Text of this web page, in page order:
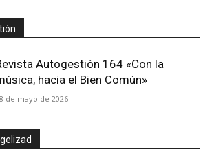
Autogestión 164 «Con la
hacia el Bien Común»
de mayo de 2026